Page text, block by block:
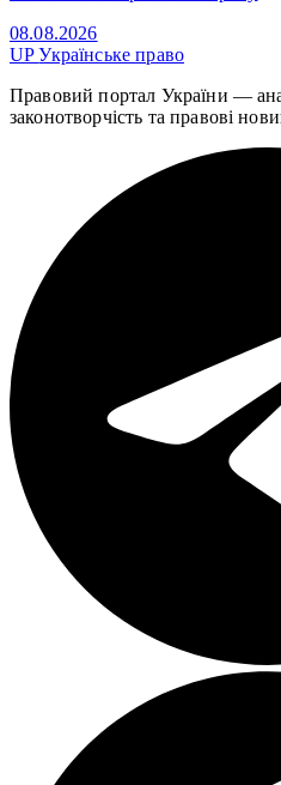
08.08.2026
UPУкраїнське право
Правовий портал України —
законотворчість та правові